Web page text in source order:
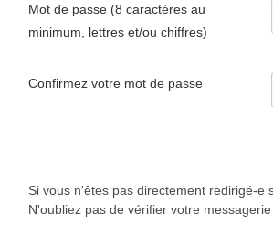
Mot de passe (8 caractères au
minimum, lettres et/ou chiffres)
Confirmez votre mot de passe
Si vous n'êtes pas directement redirigé-
N'oubliez pas de vérifier votre